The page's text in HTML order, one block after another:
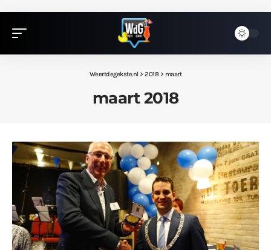
Weertdegekste.nl>2018> maart
maart 2018